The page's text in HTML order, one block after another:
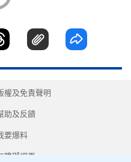
權及免責聲明
助及反饋
要爆料
障礙網頁